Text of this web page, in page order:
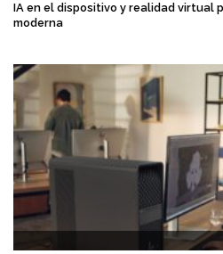
IA en el dispositivo y realidad virtual
moderna